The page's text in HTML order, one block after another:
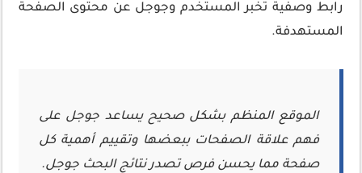
رابط وصفية تخبر المستخدم وجوجل عن محتوى الصفحة
المستهدفة.
الموقع المنظم بشكل صحيح يساعد جوجل على
فهم علاقة الصفحات ببعضها وتقييم أهمية كل
صفحة مما يحسن فرص تصدر نتائج البحث جوجل.